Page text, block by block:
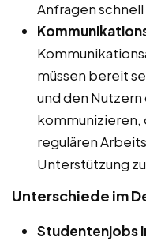
Anfragen
müssen bereit
und den
kommunizieren,
regulären
Unterstützung
Unterschiede im
Studentenjobs